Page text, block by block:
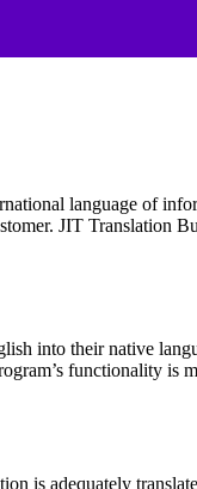
language of
JIT Translation
into their native
functionality is
is adequately